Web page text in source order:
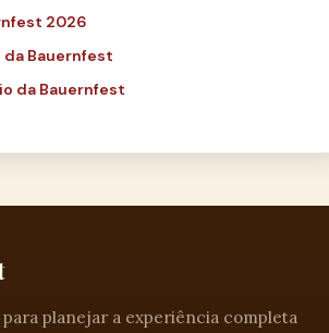
2026
da Bauernfest
da Bauernfest
planejar a experiência completa